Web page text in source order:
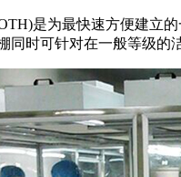
是为最快速方便建立
同时可针对在一般等级的